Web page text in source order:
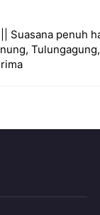
Suasana penuh